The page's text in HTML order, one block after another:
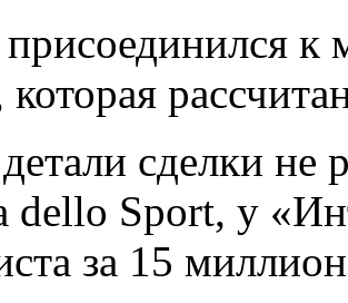
к
сделки
dello Sport, у
за 15